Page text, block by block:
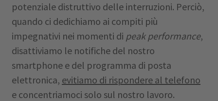
potenziale distruttivo delle interruzioni. Perciò,
quando ci dedichiamo ai compiti più
impegnativi nei momenti di peak performance,
disattiviamo le notifiche del nostro
smartphone e del programma di posta
elettronica, evitiamo di rispondere al telefono
e concentriamoci solo sul nostro lavoro.